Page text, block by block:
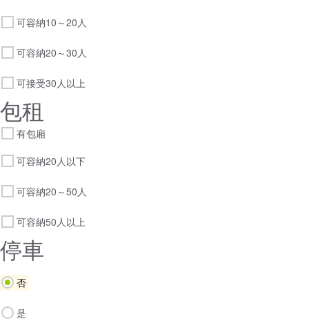
可容納10～20人
可容納20～30人
可接受30人以上
包租
有包廂
可容納20人以下
可容納20～50人
可容納50人以上
停車
否
是